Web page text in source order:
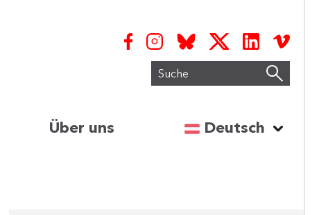
Suche
Über uns Sprache
Deutsch